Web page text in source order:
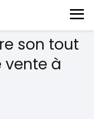
son tout
à